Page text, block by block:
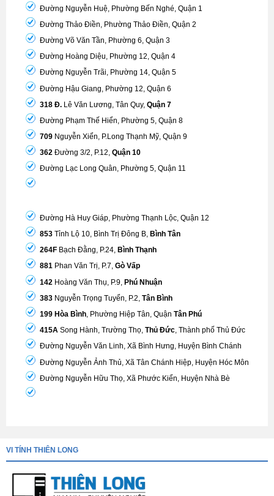
Đường Nguyễn Huệ, Phường Bến Nghé, Quận 1
Đường Thảo Điền, Phường Thảo Điền, Quận 2
Đường Võ Văn Tần, Phường 6, Quận 3
Đường Hoàng Diệu, Phường 12, Quận 4
Đường Nguyễn Trãi, Phường 14, Quận 5
Đường Hậu Giang, Phường 12, Quận 6
318 Đ.Lê Văn Lương, Tân Quy, Quận 7
Đường Phạm Thế Hiển, Phường 5, Quận 8
709Nguyễn Xiển, P.Long Thạnh Mỹ, Quận 9
362Đường 3/2, P.12, Quận 10
Đường Lạc Long Quân, Phường 5, Quận 11
Đường Hà Huy Giáp, Phường Thạnh Lộc, Quận 12
853Tỉnh Lộ 10, Bình Trị Đông B, Bình Tân
264FBạch Đằng, P.24, Bình Thạnh
881Phan Văn Trị, P.7, Gò Vấp
142 Hoàng Văn Thụ, P.9, Phú Nhuận
383Nguyễn Trọng Tuyển, P.2, Tân Bình
199 Hòa Bình, Phường Hiệp Tân, Quận Tân Phú
415ASong Hành, Trường Thọ, Thủ Đức, Thành phố Thủ Đức
Đường Nguyễn Văn Linh, Xã Bình Hưng, Huyện Bình Chánh
Đường Nguyễn Ảnh Thủ, Xã Tân Chánh Hiệp, Huyện Hóc Môn
Đường Nguyễn Hữu Thọ, Xã Phước Kiển, Huyện Nhà Bè
VI TÍNH THIÊN LONG